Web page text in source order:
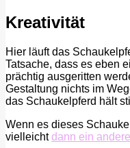
Kreativität
Hier läuft das
Tatsache, dass es eben
prächtig ausgeritten
Gestaltung nichts im
das Schaukelpferd hält
Wenn es dieses
vielleichtdann ein